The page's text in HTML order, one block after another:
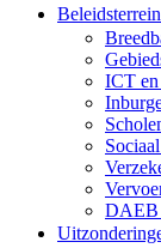
ICT en
DAEB